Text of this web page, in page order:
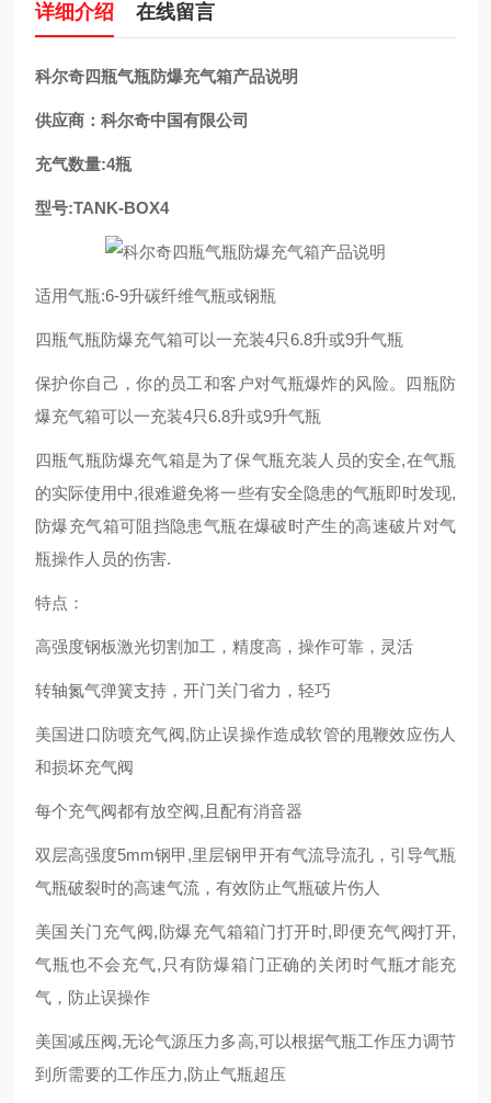
详细介绍 在线留言
科尔奇四瓶气瓶防爆充气箱产品说明
供应商：科尔奇中国有限公司
充气数量:4瓶
型号:TANK-BOX4
适用气瓶:6-9升碳纤维气瓶或钢瓶
四瓶气瓶防爆充气箱可以一充装4只6.8升或9升气瓶
保护你自己，你的员工和客户对气瓶爆炸的风险。四瓶防
爆充气箱可以一充装4只6.8升或9升气瓶
四瓶气瓶防爆充气箱是为了保气瓶充装人员的安全,在气瓶
的实际使用中,很难避免将一些有安全隐患的气瓶即时发现,
防爆充气箱可阻挡隐患气瓶在爆破时产生的高速破片对气
瓶操作人员的伤害.
特点：
高强度钢板激光切割加工，精度高，操作可靠，灵活
转轴氮气弹簧支持，开门关门省力，轻巧
美国进口防喷充气阀,防止误操作造成软管的甩鞭效应伤人
和损坏充气阀
每个充气阀都有放空阀,且配有消音器
双层高强度5mm钢甲,里层钢甲开有气流导流孔，引导气瓶
气瓶破裂时的高速气流，有效防止气瓶破片伤人
美国关门充气阀,防爆充气箱箱门打开时,即便充气阀打开,
气瓶也不会充气,只有防爆箱门正确的关闭时气瓶才能充
气，防止误操作
美国减压阀,无论气源压力多高,可以根据气瓶工作压力调节
到所需要的工作压力,防止气瓶超压